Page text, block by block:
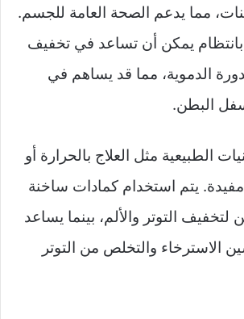
مما يدعم الصحة العامة للجسم.
يمكن أن تساعد في تخفيف
الدموية، مما قد يساهم في
البطن.
الطبيعية مثل العلاج بالحرارة أو
يتم استخدام كمادات ساخنة
التوتر والألم، بينما يساعد
الاسترخاء والتخلص من التوتر